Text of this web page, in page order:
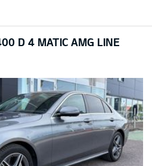
D 4 MATIC AMG LINE